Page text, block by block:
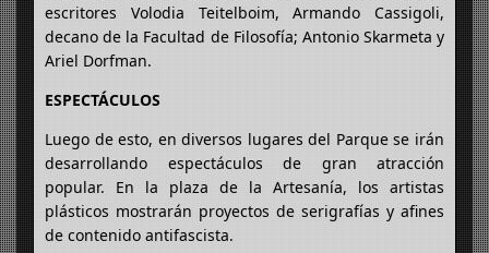
escritores Volodia Teitelboim, Armando Cassigoli,
decano de la Facultad de Filosofía; Antonio Skarmeta y
Ariel Dorfman.
ESPECTÁCULOS
Luego de esto, en diversos lugares del Parque se irán
desarrollando espectáculos de gran atracción
popular. En la plaza de la Artesanía, los artistas
plásticos mostrarán proyectos de serigrafías y afines
de contenido antifascista.